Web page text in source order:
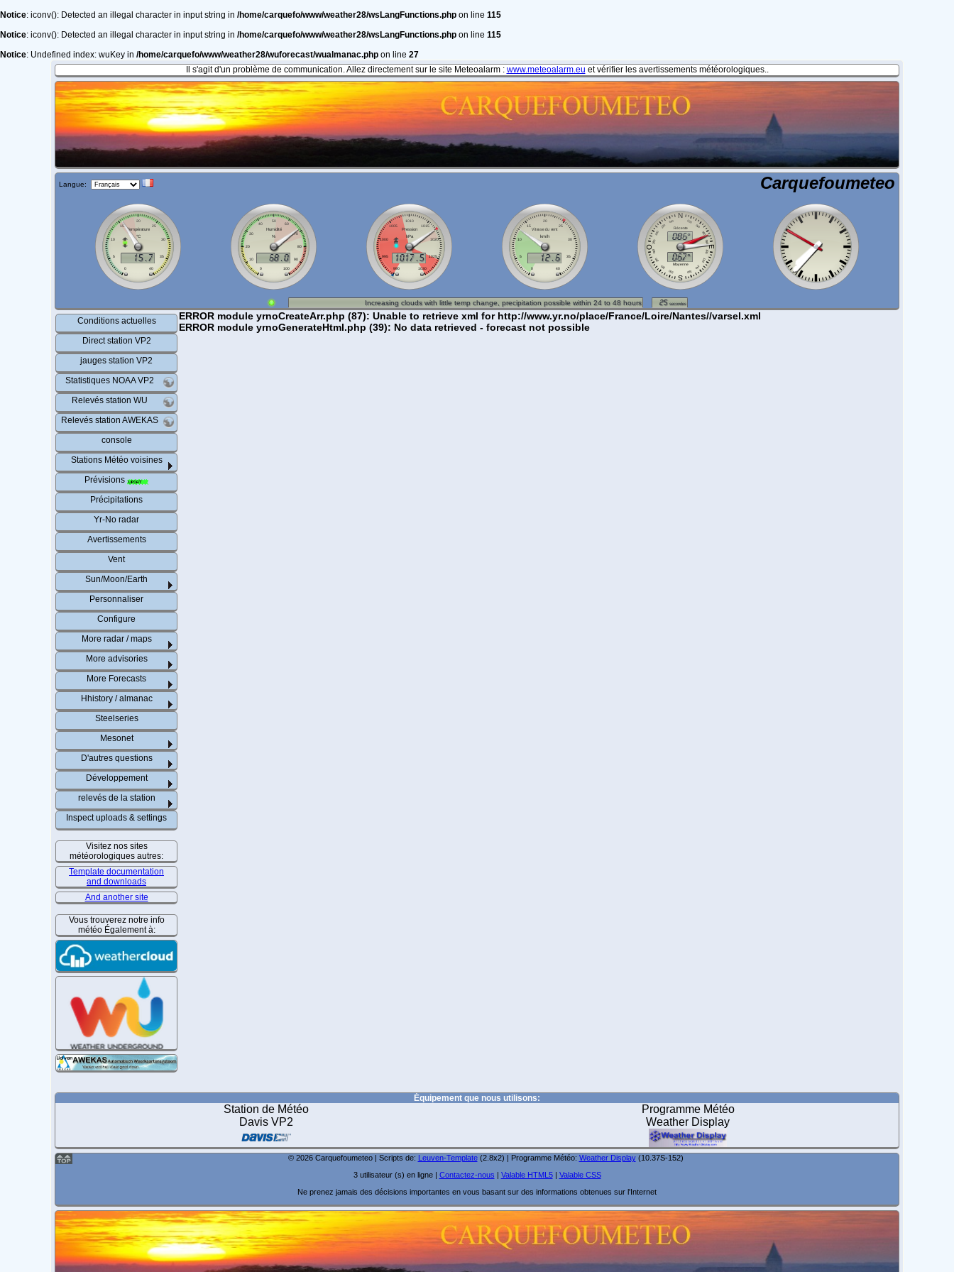
Notice: iconv(): Detected an illegal character in input string in /home/carquefo/www/weather28/wsLangFunctions.php on line 115
Notice: iconv(): Detected an illegal character in input string in /home/carquefo/www/weather28/wsLangFunctions.php on line 115
Notice: Undefined index: wuKey in /home/carquefo/www/weather28/wuforecast/wualmanac.php on line 27
Il s'agit d'un problème de communication. Allez directement sur le site Meteoalarm : www.meteoalarm.eu et vérifier les avertissements météorologiques..
Langue: Carquefoumeteo
Conditions actuelles
Direct station VP2
jauges station VP2
Statistiques NOAA VP2
Relevés station WU
Relevés station AWEKAS
console
Stations Météo voisines
Prévisions
Précipitations
Yr-No radar
Avertissements
Vent
Sun/Moon/Earth
Personnaliser
Configure
More radar / maps
More advisories
More Forecasts
Hhistory / almanac
Steelseries
Mesonet
D'autres questions
Développement
relevés de la station
Inspect uploads & settings
Visitez nos sites
météorologiques autres:
Template documentation
and downloads
And another site
Vous trouverez notre info
météo Également à:
ERROR module yrnoCreateArr.php (87): Unable to retrieve xml for http://www.yr.no/place/France/Loire/Nantes//varsel.xml
ERROR module yrnoGenerateHtml.php (39): No data retrieved - forecast not possible
Équipement que nous utilisons:
Station de Météo
Davis VP2
Programme Météo
Weather Display
© 2026 Carquefoumeteo | Scripts de: Leuven-Template(2.8x2) | Programme Météo: Weather Display(10.37S-152)
3 utilisateur (s) en ligne | Contactez-nous | Valable HTML5| Valable CSS
Ne prenez jamais des décisions importantes en vous basant sur des informations obtenues sur l'Internet